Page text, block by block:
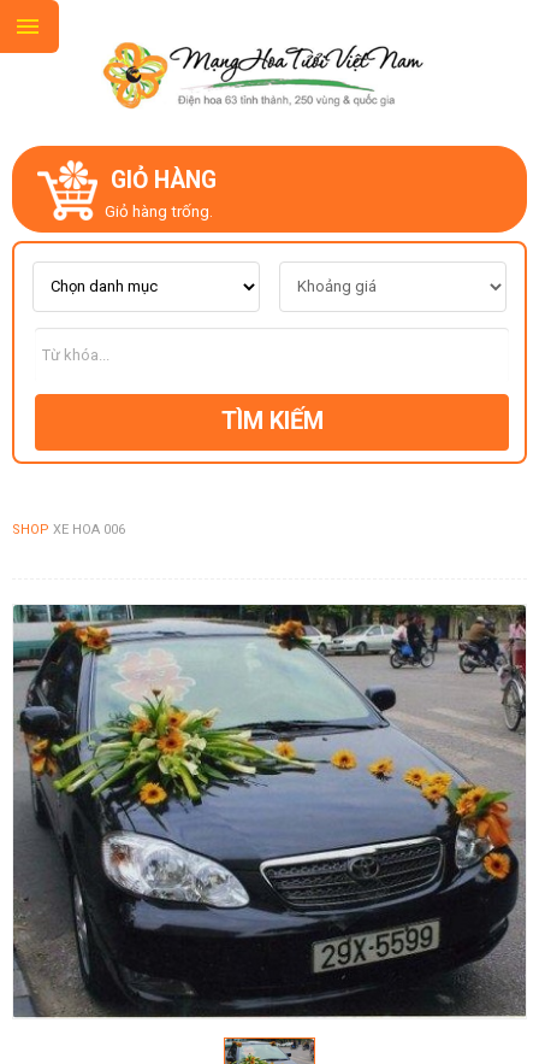
GIỎ HÀNG
Giỏ hàng trống.
TÌM KIẾM
SHOP XE HOA 006
GIỚI THIỆU
LIÊN HỆ
MẪU HOA MỚI
CHỦ ĐỀ
MÀU SẮC
HOA CƯỚI
QUÀ TẶNG
QUÀ TẾT 2026
HƯỚNG DẪN MUA HÀNG
DỊCH VỤ GỬI ĐIỆN HOA VỀ
VIỆT NAM